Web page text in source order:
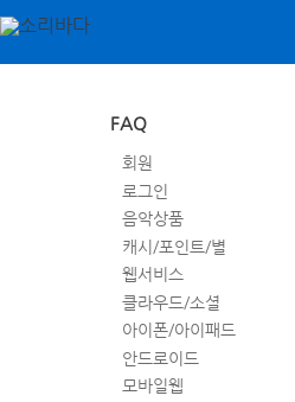
FAQ
회원
로그인
음악상품
캐시/포인트/별
웹서비스
클라우드/소셜
아이폰/아이패드
안드로이드
모바일웹